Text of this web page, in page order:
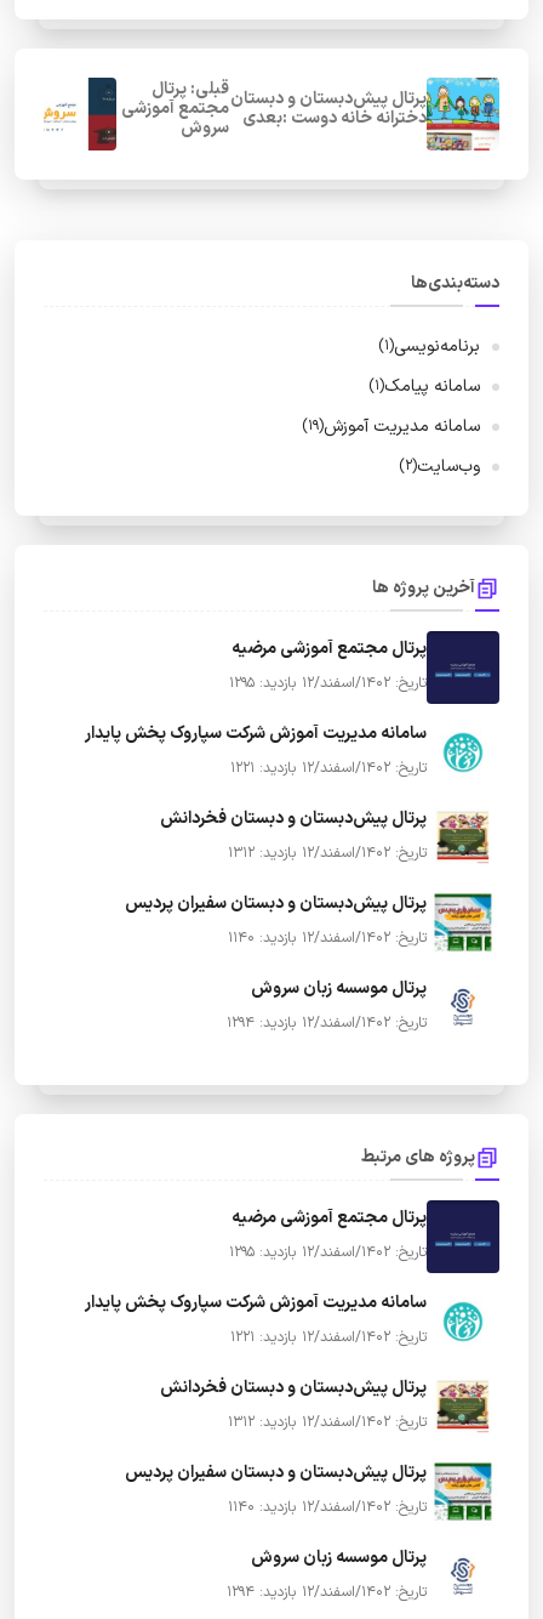
پرتال پیش‌دبستان و دبستان
دخترانه خانه دوست :بعدی
قبلی: پرتال
مجتمع آموزشی
سروش
دسته‌بندی‌ها
برنامه‌نویسی(1)
سامانه پیامک(1)
سامانه مدیریت آموزش(19)
وب‌سایت(2)
آخرین پروژه ها
پرتال مجتمع آموزشی مرضیه
تاریخ: 1402/اسفند/12 بازدید: 1295
سامانه مدیریت آموزش شرکت سپاروک پخش پایدار
تاریخ: 1402/اسفند/12 بازدید: 1221
پرتال پیش‌دبستان و دبستان فخردانش
تاریخ: 1402/اسفند/12 بازدید: 1312
پرتال پیش‌دبستان و دبستان سفیران پردیس
تاریخ: 1402/اسفند/12 بازدید: 1140
پرتال موسسه زبان سروش
تاریخ: 1402/اسفند/12 بازدید: 1294
پروژه های مرتبط
پرتال مجتمع آموزشی مرضیه
تاریخ: 1402/اسفند/12 بازدید: 1295
سامانه مدیریت آموزش شرکت سپاروک پخش پایدار
تاریخ: 1402/اسفند/12 بازدید: 1221
پرتال پیش‌دبستان و دبستان فخردانش
تاریخ: 1402/اسفند/12 بازدید: 1312
پرتال پیش‌دبستان و دبستان سفیران پردیس
تاریخ: 1402/اسفند/12 بازدید: 1140
پرتال موسسه زبان سروش
تاریخ: 1402/اسفند/12 بازدید: 1294